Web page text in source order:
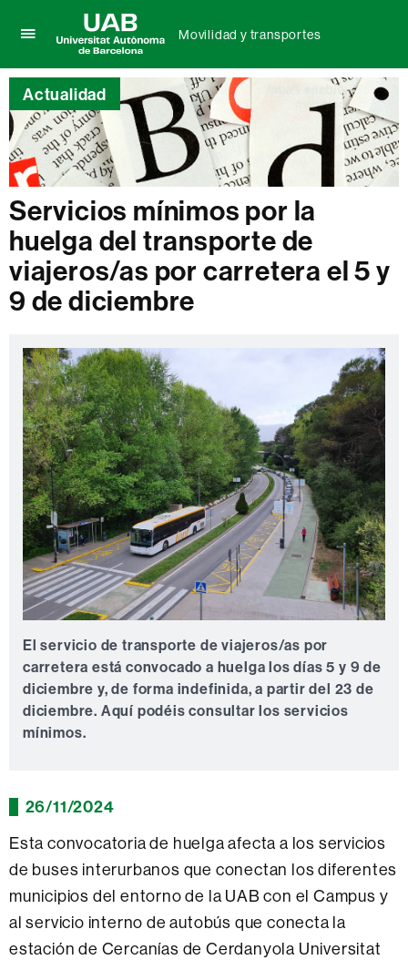
aquí
para
desplegar
el
menú
de
Movilidad
transportes
Universitat
Autònoma
de
Barcelona
Movilidad y transportes
Actualidad
Servicios mínimos por la
huelga del transporte de
viajeros/as por carretera el 5 y
9 de diciembre
El servicio de transporte de viajeros/as por
carretera está convocado a huelga los días 5 y 9 de
diciembre y, de forma indefinida, a partir del 23 de
diciembre. Aquí podéis consultar los servicios
mínimos.
26/11/2024
Esta convocatoria de huelga afecta a los servicios
de buses interurbanos que conectan los diferentes
municipios del entorno de la UAB con el Campus y
al servicio interno de autobús que conecta la
estación de Cercanías de Cerdanyola Universitat